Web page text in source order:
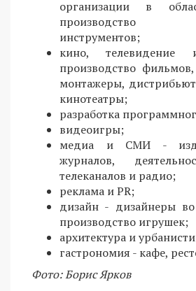
организации в
производство
инструментов;
кино,
производство
монтажеры,
кинотеатры;
разработка
видеоигры;
медиа и СМИ -
журналов,
телеканалов и радио;
реклама и PR;
дизайн - дизайнеры
производство игрушек;
архитектура и
гастрономия - кафе,
Фото: Борис Ярков